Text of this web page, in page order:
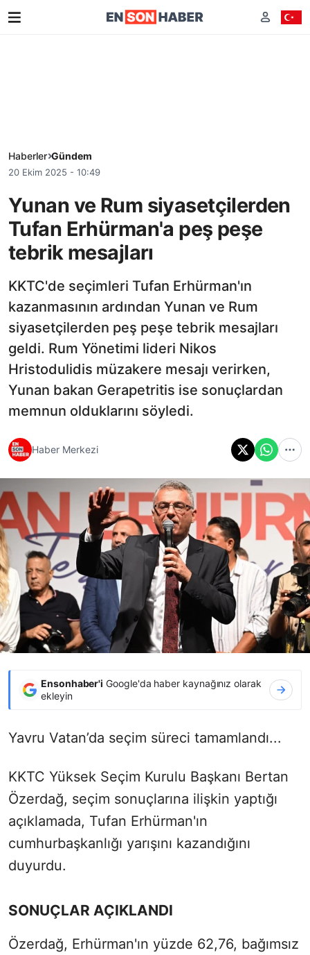
Haberler Gündem
20 Ekim 2025 - 10:49
Yunan ve Rum siyasetçilerden
Tufan Erhürman'a peş peşe
tebrik mesajları
KKTC'de seçimleri Tufan Erhürman'ın
kazanmasının ardından Yunan ve Rum
siyasetçilerden peş peşe tebrik mesajları
geldi. Rum Yönetimi lideri Nikos
Hristodulidis müzakere mesajı verirken,
Yunan bakan Gerapetritis ise sonuçlardan
memnun olduklarını söyledi.
Haber Merkezi
Ensonhaber'i Google'da haber kaynağınız olarak
ekleyin
Yavru Vatan’da seçim süreci tamamlandı...
KKTC Yüksek Seçim Kurulu Başkanı Bertan
Özerdağ, seçim sonuçlarına ilişkin yaptığı
açıklamada, Tufan Erhürman'ın
cumhurbaşkanlığı yarışını kazandığını
duyurdu.
SONUÇLAR AÇIKLANDI
Özerdağ, Erhürman'ın yüzde 62,76, bağımsız